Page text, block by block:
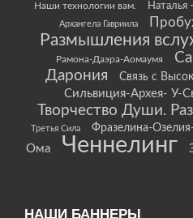
Наши технологии вам.
Наталья
Архангела Гавриила
Размышления
Рамона-Даэра-Аомаумя
Дарония
Связь с
Сильвиция-Архея- У-
Творчество Души.
Третья Сила Фразелина-
Ома
Ченнелинг
НАШИ БАННЕРЫ